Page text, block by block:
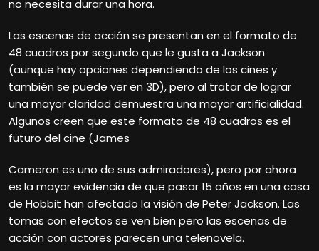
no necesita durar una hora.
Las escenas de acción se presentan en el formato de
48 cuadros por segundo que le gusta a Jackson
(aunque hay opciones dependiendo de los cines y
también se puede ver en 3D), pero al tratar de lograr
una mayor claridad demuestra una mayor artificialidad.
Algunos creen que este formato de 48 cuadros es el
futuro del cine (James
Cameron es uno de sus admiradores), pero por ahora
es la mayor evidencia de que pasar 15 años en una casa
de Hobbit han afectado la visión de Peter Jackson. Las
tomas con efectos se ven bien pero las escenas de
acción con actores parecen una telenovela.